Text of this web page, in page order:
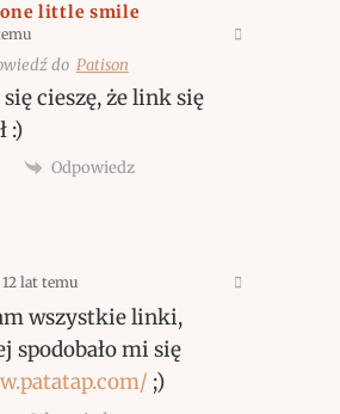
one little smile
do Patison
się cieszę, że link się
:)
Odpowiedz
12 lat temu
wszystkie linki,
spodobało mi się
;)